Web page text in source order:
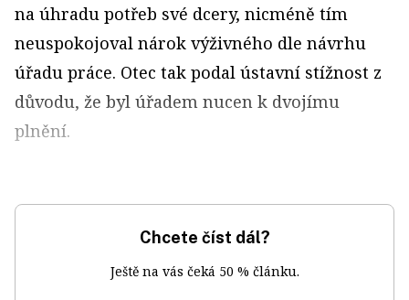
na úhradu potřeb své dcery, nicméně tím
neuspokojoval nárok výživného dle návrhu
úřadu práce. Otec tak podal ústavní stížnost z
důvodu, že byl úřadem nucen k dvojímu
plnění.
Chcete číst dál?
Ještě na vás čeká 50 % článku.